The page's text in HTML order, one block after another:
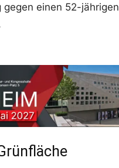
gegen einen 52-jährigen